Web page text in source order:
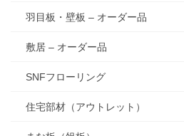
羽目板・壁板 – オーダー品
敷居 – オーダー品
SNFフローリング
住宅部材（アウトレット）